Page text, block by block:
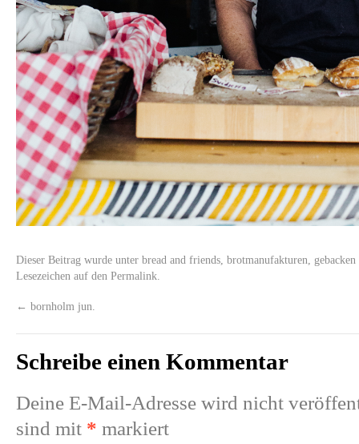
Dieser Beitrag wurde unter bread and friends, brotmanufakturen,
Lesezeichen auf den Permalink.
← bornholm jun.
Schreibe einen Kommentar
Deine E-Mail-Adresse wird nicht
sind mit * markiert